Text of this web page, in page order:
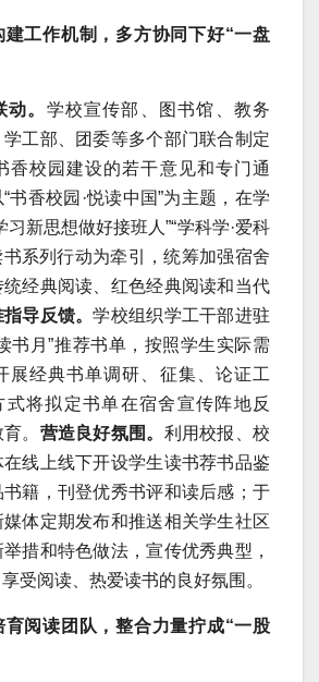
建工作机制，多方协同下好“一盘
。 学校宣传部、图书馆、教务
工部、团委等多个部门联合制定
香校园建设的若干意见和专门通
书香校园·悦读中国”为主题，在学
习新思想做好接班人”“学科学·爱科
书系列行动为牵引，统筹加强宿舍
经典阅读、红色经典阅读和当代
指导反馈。学校组织学工干部进驻
书月”推荐书单，按照学生实际需
展经典书单调研、征集、论证工
式将拟定书单在宿舍宣传阵地反
。 营造良好氛围。 利用校报、校
在线上线下开设学生读书荐书品鉴
籍，刊登优秀书评和读后感；于
体定期发布和推送相关学生社区
措和特色做法，宣传优秀典型，
受阅读、热爱读书的良好氛围。
育阅读团队，整合力量拧成“一股